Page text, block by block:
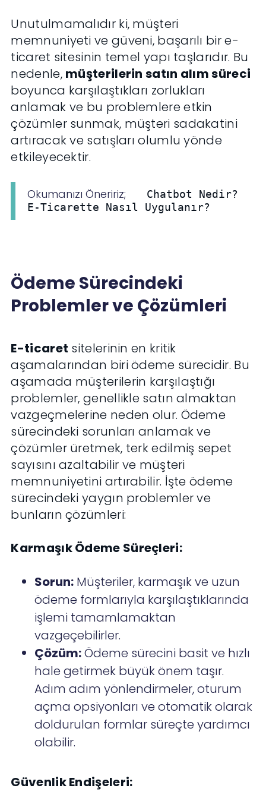
Unutulmamalıdır ki, müşteri
memnuniyeti ve güveni, başarılı bir e-
ticaret sitesinin temel yapı taşlarıdır. Bu
nedenle, müşterilerin satın alım süreci
boyunca karşılaştıkları zorlukları
anlamak ve bu problemlere etkin
çözümler sunmak, müşteri sadakatini
artıracak ve satışları olumlu yönde
etkileyecektir.
Okumanızı Öneririz;
Chatbot Nedir?
E-Ticarette Nasıl Uygulanır?
Ödeme Sürecindeki
Problemler ve Çözümleri
E-ticaret sitelerinin en kritik
aşamalarından biri ödeme sürecidir. Bu
aşamada müşterilerin karşılaştığı
problemler, genellikle satın almaktan
vazgeçmelerine neden olur. Ödeme
sürecindeki sorunları anlamak ve
çözümler üretmek, terk edilmiş sepet
sayısını azaltabilir ve müşteri
memnuniyetini artırabilir. İşte ödeme
sürecindeki yaygın problemler ve
bunların çözümleri:
Karmaşık Ödeme Süreçleri:
Sorun: Müşteriler, karmaşık ve uzun
ödeme formlarıyla karşılaştıklarında
işlemi tamamlamaktan
vazgeçebilirler.
Çözüm:Ödeme sürecini basit ve hızlı
hale getirmek büyük önem taşır.
Adım adım yönlendirmeler, oturum
açma opsiyonları ve otomatik olarak
doldurulan formlar süreçte yardımcı
olabilir.
Güvenlik Endişeleri: